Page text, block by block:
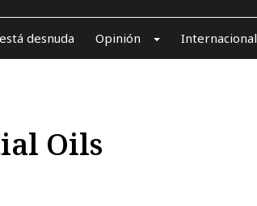
desnuda Opinión Internacional
Oils